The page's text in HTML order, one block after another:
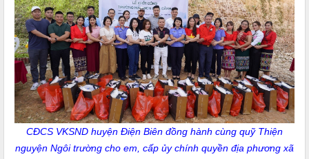
CĐCS VKSND huyện Điện Biên đồng hành cùng quỹ Thiện
nguyện Ngôi trường cho em, cấp ủy chính quyền địa phương xã